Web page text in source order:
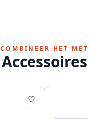
COMBINEER HET MET
Accessoires